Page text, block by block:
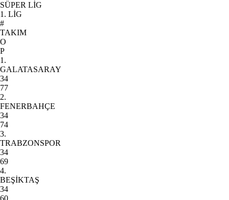
SÜPER LİG
1. LİG
#
TAKIM
O
P
1.
GALATASARAY
34
77
2.
FENERBAHÇE
34
74
3.
TRABZONSPOR
34
69
4.
BEŞİKTAŞ
34